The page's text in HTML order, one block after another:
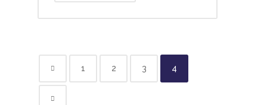
1 2 3 4